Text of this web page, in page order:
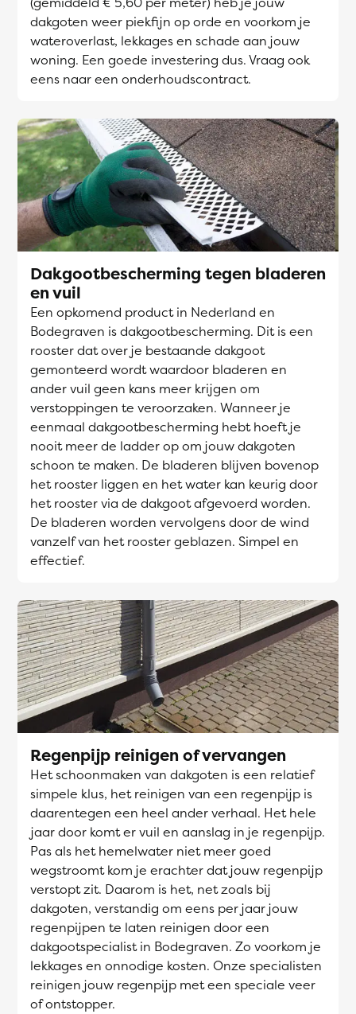
dakgoten weer piekfijn op orde en voorkom je
wateroverlast, lekkages en schade aan jouw
woning. Een goede investering dus. Vraag ook
eens naar een onderhoudscontract.
Dakgootbescherming tegen bladeren
en vuil
Een opkomend product in Nederland en
Bodegraven is dakgootbescherming. Dit is een
rooster dat over je bestaande dakgoot
gemonteerd wordt waardoor bladeren en
ander vuil geen kans meer krijgen om
verstoppingen te veroorzaken. Wanneer je
eenmaal dakgootbescherming hebt hoeft je
nooit meer de ladder op om jouw dakgoten
schoon te maken. De bladeren blijven bovenop
het rooster liggen en het water kan keurig door
het rooster via de dakgoot afgevoerd worden.
De bladeren worden vervolgens door de wind
vanzelf van het rooster geblazen. Simpel en
effectief.
Regenpijp reinigen of vervangen
Het schoonmaken van dakgoten is een relatief
simpele klus, het reinigen van een regenpijp is
daarentegen een heel ander verhaal. Het hele
jaar door komt er vuil en aanslag in je regenpijp.
Pas als het hemelwater niet meer goed
wegstroomt kom je erachter dat jouw regenpijp
verstopt zit. Daarom is het, net zoals bij
dakgoten, verstandig om eens per jaar jouw
regenpijpen te laten reinigen door een
dakgootspecialist in Bodegraven. Zo voorkom je
lekkages en onnodige kosten. Onze specialisten
reinigen jouw regenpijp met een speciale veer
of ontstopper.